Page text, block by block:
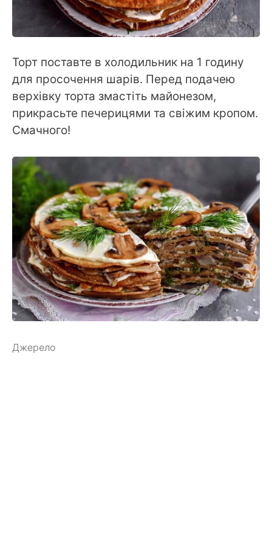
Торт поставте в холодильник на 1 годину
для просочення шарів. Перед подачею
верхівку торта змастіть майонезом,
прикрасьте печерицями та свіжим кропом.
Смачного!
Джерело